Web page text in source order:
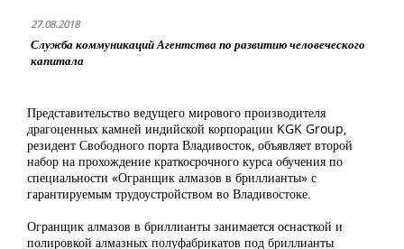
27.08.2018
Служба коммуникаций Агентства по развитию человеческого
капитала
Представительство ведущего мирового производителя
драгоценных камней индийской корпорации KGK Group,
резидент Свободного порта Владивосток, объявляет второй
набор на прохождение краткосрочного курса обучения по
специальности «Огранщик алмазов в бриллианты» с
гарантируемым трудоустройством во Владивостоке.
Огранщик алмазов в бриллианты занимается оснасткой и
полировкой алмазных полуфабрикатов под бриллианты